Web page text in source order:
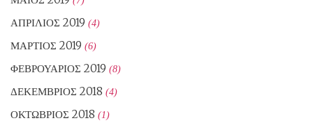
ΑΠΡΊΛΙΟΣ 2019 (4)
ΜΆΡΤΙΟΣ 2019 (6)
ΦΕΒΡΟΥΆΡΙΟΣ 2019 (8)
ΔΕΚΈΜΒΡΙΟΣ 2018 (4)
ΟΚΤΏΒΡΙΟΣ 2018 (1)